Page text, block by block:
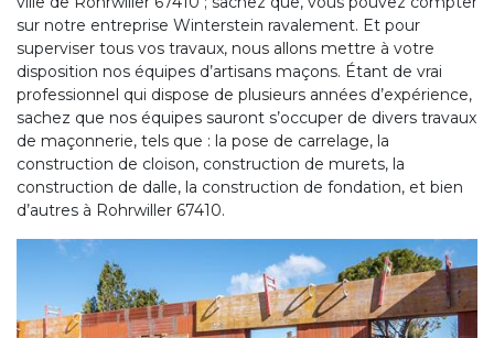
sur notre entreprise Winterstein ravalement. Et pour
superviser tous vos travaux, nous allons mettre à votre
disposition nos équipes d’artisans maçons. Étant de vrai
professionnel qui dispose de plusieurs années d’expérience,
sachez que nos équipes sauront s’occuper de divers travaux
de maçonnerie, tels que : la pose de carrelage, la
construction de cloison, construction de murets, la
construction de dalle, la construction de fondation, et bien
d’autres à Rohrwiller 67410.